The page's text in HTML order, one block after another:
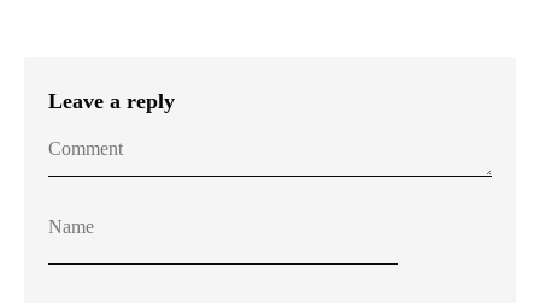
Leave a reply